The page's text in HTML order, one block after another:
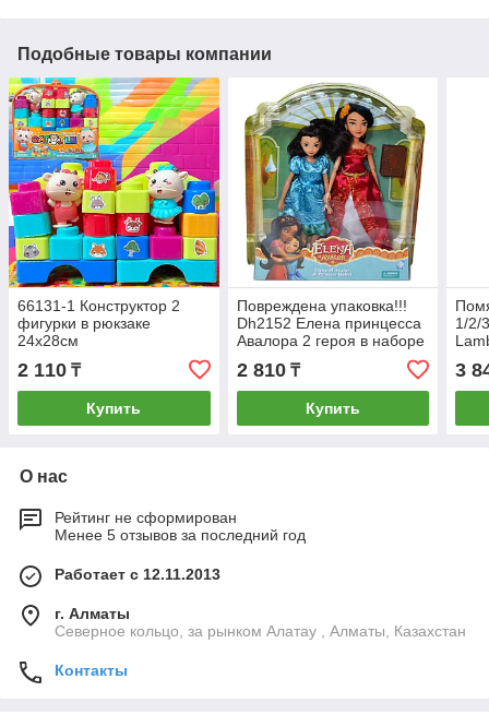
Подобные товары компании
66131-1 Конструктор 2
фигурки в рюкзаке
24х28см
2 110 ₸
Купить
Повреждена упаковка!!!
Dh2152 Елена принцесса
Авалора 2 героя в наборе
33*30см
2 810₸
Купить
1/2/
3
О нас
Рейтинг не сформирован
Менее 5 отзывов за последний год
Работает с 12.11.2013
г. Алматы
Северное кольцо, за рынком Алатау , Алматы, Казахстан
Контакты